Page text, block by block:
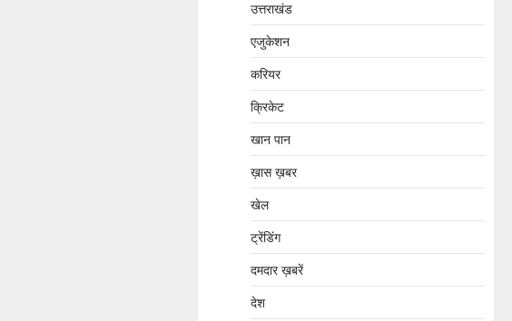
उत्तराखंड
एजुकेशन
करियर
क्रिकेट
खान पान
ख़ास ख़बर
खेल
ट्रेंडिंग
दमदार ख़बरें
देश